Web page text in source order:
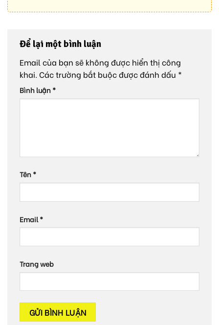
Để lại một bình luận
Email của bạn sẽ không được hiển thị công
khai. Các trường bắt buộc được đánh dấu *
Bình luận*
Tên*
Email*
Trang web